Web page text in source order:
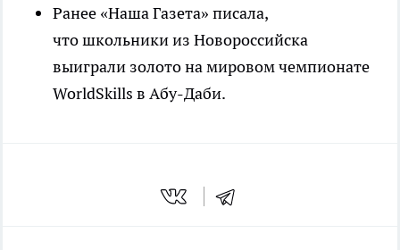
Ранее «Наша Газета» писала,
что школьники из Новороссийска
выиграли золото на мировом чемпионате
WorldSkills в Абу-Даби.